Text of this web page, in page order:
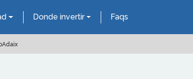
Donde invertir Faqs